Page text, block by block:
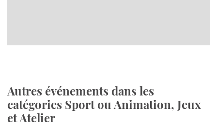
Autres événements dans les
catégories Sport ou Animation, Jeux
et Atelier